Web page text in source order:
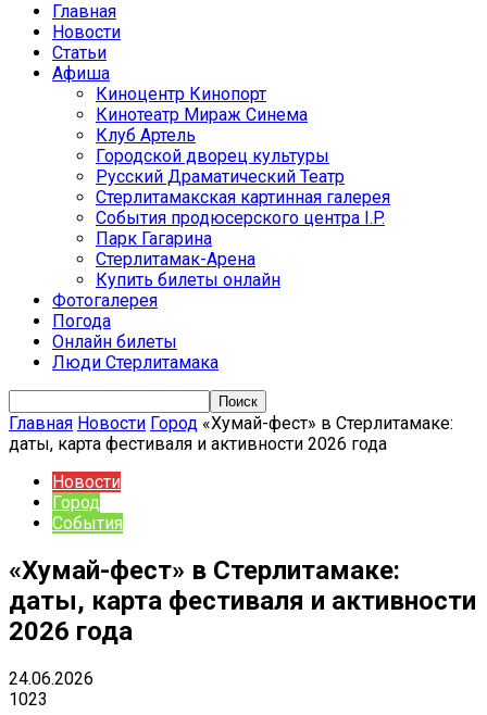
Главная
Новости
Статьи
Афиша
Киноцентр Кинопорт
Кинотеатр Мираж Синема
Клуб Артель
Городской дворец культуры
Русский Драматический Театр
Стерлитамакская картинная галерея
События продюсерского центра I.P.
Парк Гагарина
Стерлитамак-Арена
Купить билеты онлайн
Фотогалерея
Погода
Онлайн билеты
Люди Стерлитамака
Главная Новости Город «Хумай-фест» в Стерлитамаке:
даты, карта фестиваля и активности 2026 года
Новости
Город
События
«Хумай-фест» в Стерлитамаке:
даты, карта фестиваля и активности
2026 года
24.06.2026
1023